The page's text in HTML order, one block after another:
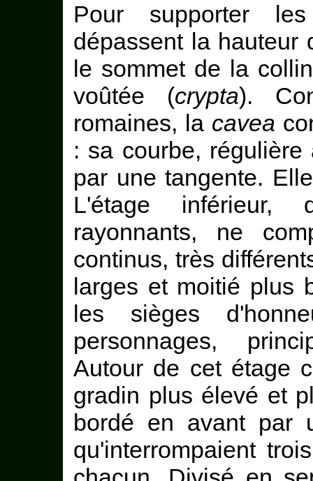
Pour supporter
dépassent la hauteur
le sommet de la
voûtée (crypta).
romaines, la cavea
: sa courbe,
par une tangente.
L'étage inférieur,
rayonnants, ne
continus, très
larges et moitié plus
les sièges
personnages,
Autour de cet étage
gradin plus élevé et
bordé en avant par
qu'interrompaient